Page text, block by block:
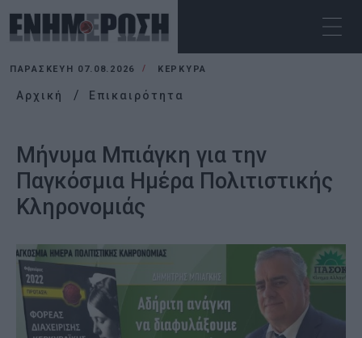
ΠΑΡΑΣΚΕΥΉ 07.08.2026 ΚΕΡΚΥΡΑ
Αρχική Επικαιρότητα
Μήνυμα Μπιάγκη για την
Παγκόσμια Ημέρα Πολιτιστικής
Κληρονομιάς